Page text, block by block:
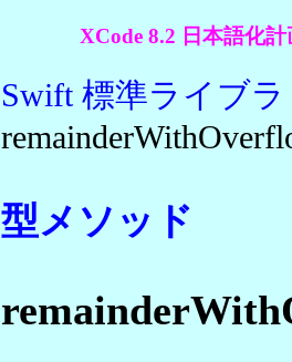
XCode 8.2 日本語化
Swift 標準ライブ
型メソッド